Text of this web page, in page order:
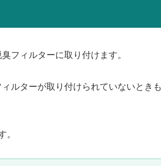
フィルターに取り付けます。
ルターが取り付けられていないときも
。